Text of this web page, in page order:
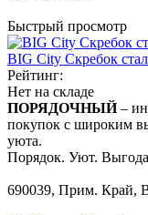
Быстрый просмотр
BIG City Скребок
Рейтинг:
Нет на складе
ПОРЯДОЧНЫЙ–
покупок с широким
уюта.
Порядок. Уют.
690039, Прим. Край,